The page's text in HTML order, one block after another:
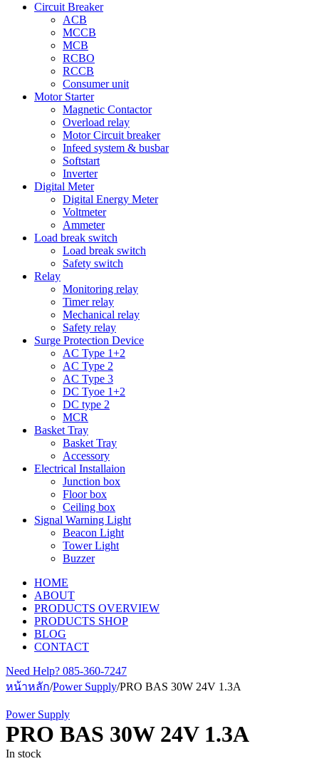
Circuit Breaker
ACB
MCCB
MCB
RCBO
RCCB
Consumer unit
Motor Starter
Magnetic Contactor
Overload relay
Motor Circuit breaker
Infeed system & busbar
Softstart
Inverter
Digital Meter
Digital Energy Meter
Voltmeter
Ammeter
Load break switch
Load break switch
Safety switch
Relay
Monitoring relay
Timer relay
Mechanical relay
Safety relay
Surge Protection Device
AC Type 1+2
AC Type 2
AC Type 3
DC Tyoe 1+2
DC type 2
MCR
Basket Tray
Basket Tray
Accessory
Electrical Installaion
Junction box
Floor box
Ceiling box
Signal Warning Light
Beacon Light
Tower Light
Buzzer
HOME
ABOUT
PRODUCTS OVERVIEW
PRODUCTS SHOP
BLOG
CONTACT
Need Help? 085-360-7247
หน้าหลัก/Power Supply/PRO BAS 30W 24V 1.3A
Power Supply
PRO BAS 30W 24V 1.3A
In stock